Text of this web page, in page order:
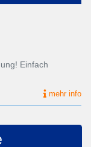
Einfach
mehr info